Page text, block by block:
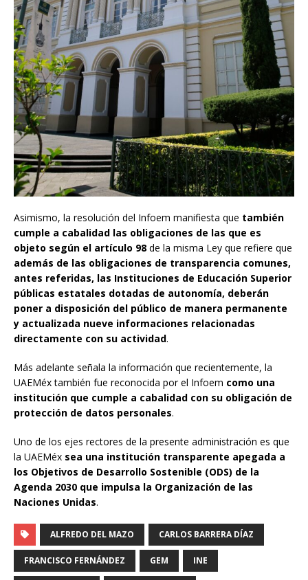
Asimismo, la resolución del Infoem manifiesta que también
cumple a cabalidad las obligaciones de las que es
objeto según el artículo 98 de la misma Ley que refiere que
además de las obligaciones de transparencia comunes,
antes referidas, las Instituciones de Educación Superior
públicas estatales dotadas de autonomía, deberán
poner a disposición del público de manera permanente
y actualizada nueve informaciones relacionadas
directamente con su actividad.
Más adelante señala la información que recientemente, la
UAEMéx también fue reconocida por el Infoem como una
institución que cumple a cabalidad con su obligación de
protección de datos personales.
Uno de los ejes rectores de la presente administración es que
la UAEMéx sea una institución transparente apegada a
los Objetivos de Desarrollo Sostenible (ODS) de la
Agenda 2030 que impulsa la Organización de las
Naciones Unidas.
ALFREDO DEL MAZO CARLOS BARRERA DÍAZ
FRANCISCO FERNÁNDEZ GEM INE